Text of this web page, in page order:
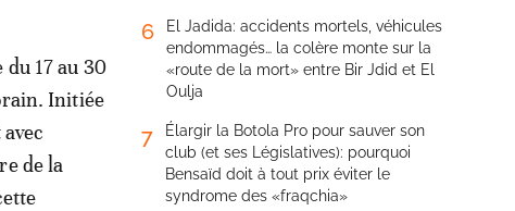
17 au 30
Initiée
de la
6
El Jadida: accidents mortels, véhicules
endommagés… la colère monte sur la
«route de la mort» entre Bir Jdid et El
Oulja
7
Élargir la Botola Pro pour sauver son
club (et ses Législatives): pourquoi
Bensaïd doit à tout prix éviter le
syndrome des «fraqchia»